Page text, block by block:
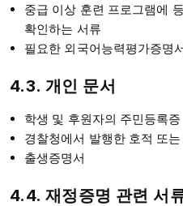
중급 이상 훈련 프로그램에
확인하는 서류
필요한 외국어능력평가증명
4.3. 개인 문서
학생 및 후원자의 주민등록증
경찰청에서 발행한 호적 또
출생증명서
4.4. 재정증명 관련 서